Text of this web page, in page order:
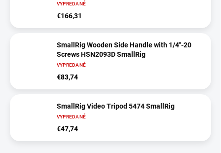
VYPREDANÉ
€166,31
SmallRig Wooden Side Handle with 1/4''-20
Screws HSN2093D SmallRig
VYPREDANÉ
€83,74
SmallRig Video Tripod 5474 SmallRig
VYPREDANÉ
€47,74